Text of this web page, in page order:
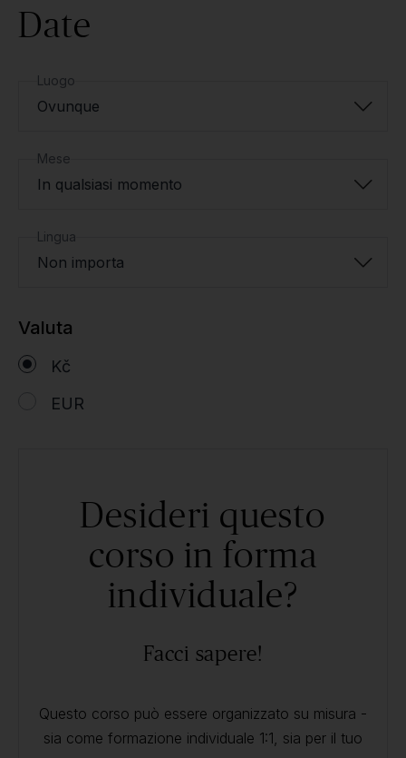
Date
Luogo
Ovunque
Mese
In qualsiasi momento
Lingua
Non importa
Valuta
Kč
EUR
Desideri questo
corso in forma
individuale?
Facci sapere!
Questo corso può essere organizzato su misura -
sia come formazione individuale 1:1, sia per il tuo